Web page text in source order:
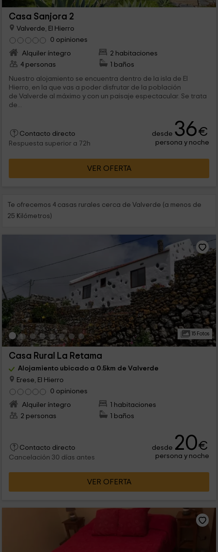
Casa Sanjora 2
Valverde, El Hierro
0 opiniones
Alquiler íntegro
2 habitaciones
4 personas
1 baños
Nuestro alojamiento se encuentra dentro de la isla de El
Hierro, en la que vas a poder disfrutar de la población
de Valverde al máximo y con un paisaje espectacular. Se trata
de...
Contacto directo
Respuesta superior a 72h
desde 36€
persona y noche
VER OFERTA
Te ofrecemos 4 casas rurales cerca de Valverde (a menos de
25 Kilómetros)
15 Fotos
Casa Rural La Retama
Alojamiento ubicado a 0.5km de Valverde
Erese, El Hierro
0 opiniones
Alquiler íntegro
1 habitaciones
2 personas
1 baños
Contacto directo
Cancelación 30 días antes
desde 20€
persona y noche
VER OFERTA